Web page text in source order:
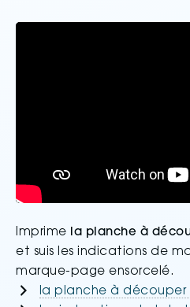
Imprime la planche à
et suis les indications de
marque-page ensorcelé.
la planche à découper